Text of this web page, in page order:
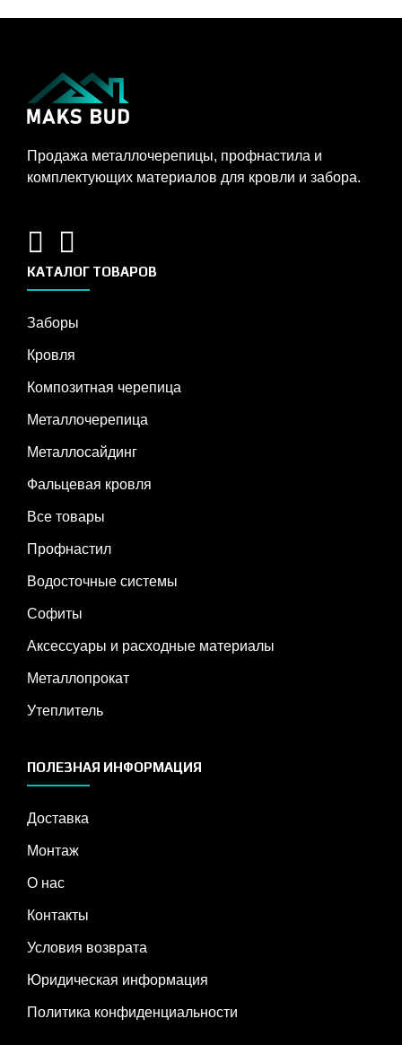
Продажа металлочерепицы, профнастила и
комплектующих материалов для кровли и забора.
КАТАЛОГ ТОВАРОВ
Заборы
Кровля
Композитная черепица
Металлочерепица
Металлосайдинг
Фальцевая кровля
Все товары
Профнастил
Водосточные системы
Софиты
Аксессуары и расходные материалы
Металлопрокат
Утеплитель
ПОЛЕЗНАЯ ИНФОРМАЦИЯ
Доставка
Монтаж
О нас
Контакты
Условия возврата
Юридическая информация
Политика конфиденциальности